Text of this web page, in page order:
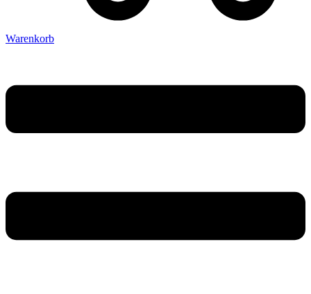
Warenkorb